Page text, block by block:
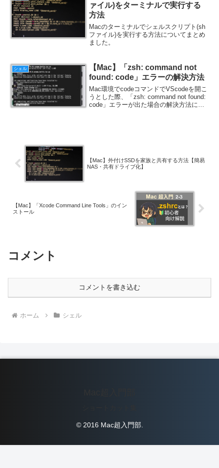
ァイル)をターミナルで実行する
方法
Macのターミナルでシェルスクリプト(sh
ファイル)を実行する方法についてまとめ
ました。
シェル
【Mac】「zsh: command not
found: code」エラーの解決方法
Mac環境でcodeコマンドでVScodeを開こ
うとした際、「zsh: command not found:
code」エラーが出た場合の解決方法につ
【Mac】外付けSSDを家族と共有する方法【簡易
NAS・共有ドライブ化】
【Mac】「Xcode Command Line Tools」のイン
ストール
コメント
コメントを書き込む
ホーム シェル
© 2016 Mac超入門部.